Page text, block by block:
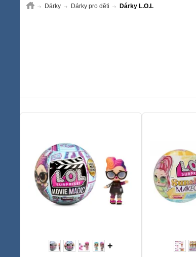
Dárky Dárky pro děti Dárky L.O.L
+